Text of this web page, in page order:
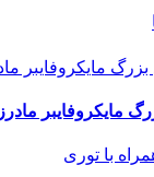
مایکروفایبر مادرز